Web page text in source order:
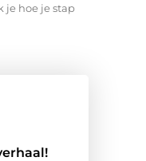
je hoe je stap